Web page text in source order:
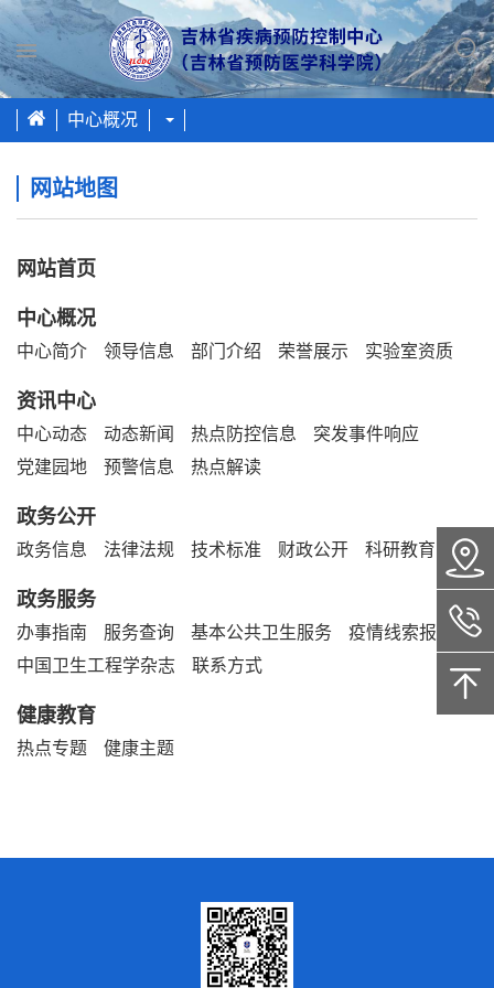
Toggle
navigation
中心概况
网站地图
网站首页
中心概况
中心简介 领导信息 部门介绍 荣誉展示 实验室资质
资讯中心
中心动态 动态新闻 热点防控信息
突发事件响应
党建园地
预警信息 热点解读
政务公开
政务信息 法律法规 技术标准 财政公开 科研教育
政务服务
办事指南 服务查询 基本公共卫生服务
疫情线索报告
中国卫生工程学杂志
联系方式
健康教育
热点专题 健康主题